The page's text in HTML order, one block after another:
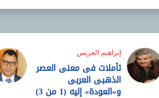
إبراهيم العريس
تأملات فى معنى العصر
الذهبى العربى
و«العودة» إليه (1 من 3)